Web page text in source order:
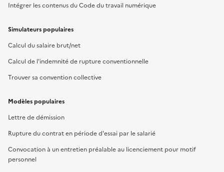
Intégrer les contenus du Code du travail numérique
Simulateurs populaires
Calcul du salaire brut/net
Calcul de l'indemnité de rupture conventionnelle
Trouver sa convention collective
Modèles populaires
Lettre de démission
Rupture du contrat en période d'essai par le salarié
Convocation à un entretien préalable au licenciement pour motif
personnel